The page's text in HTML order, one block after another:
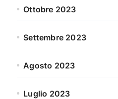
Ottobre 2023
Settembre 2023
Agosto 2023
Luglio 2023